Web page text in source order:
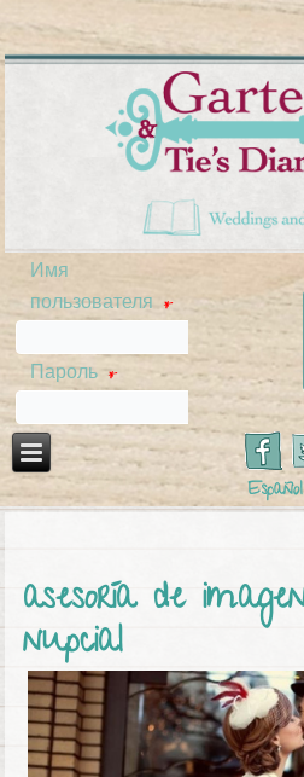
Имя
пользователя *
Пароль*
Español
asesoría de
nupcial